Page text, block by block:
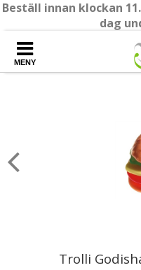
Beställ innan klockan
dag
MENY
Trolli